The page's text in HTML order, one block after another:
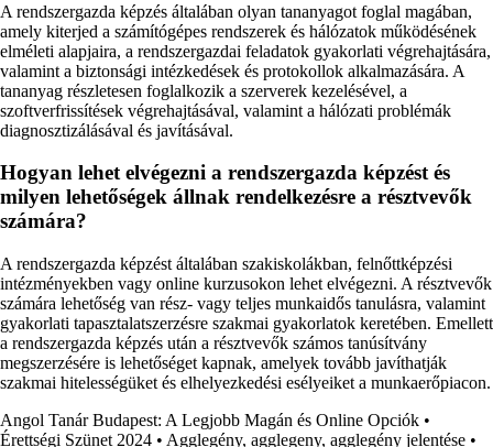
A rendszergazda képzés általában olyan tananyagot foglal magában,
amely kiterjed a számítógépes rendszerek és hálózatok működésének
elméleti alapjaira, a rendszergazdai feladatok gyakorlati végrehajtására,
valamint a biztonsági intézkedések és protokollok alkalmazására. A
tananyag részletesen foglalkozik a szerverek kezelésével, a
szoftverfrissítések végrehajtásával, valamint a hálózati problémák
diagnosztizálásával és javításával.
Hogyan lehet elvégezni a rendszergazda képzést és
milyen lehetőségek állnak rendelkezésre a résztvevők
számára?
A rendszergazda képzést általában szakiskolákban, felnőttképzési
intézményekben vagy online kurzusokon lehet elvégezni. A résztvevők
számára lehetőség van rész- vagy teljes munkaidős tanulásra, valamint
gyakorlati tapasztalatszerzésre szakmai gyakorlatok keretében. Emellett
a rendszergazda képzés után a résztvevők számos tanúsítvány
megszerzésére is lehetőséget kapnak, amelyek tovább javíthatják
szakmai hitelességüket és elhelyezkedési esélyeiket a munkaerőpiacon.
Angol Tanár Budapest: A Legjobb Magán és Online Opciók •
Érettségi Szünet 2024 • Agglegény, agglegeny, agglegény jelentése •